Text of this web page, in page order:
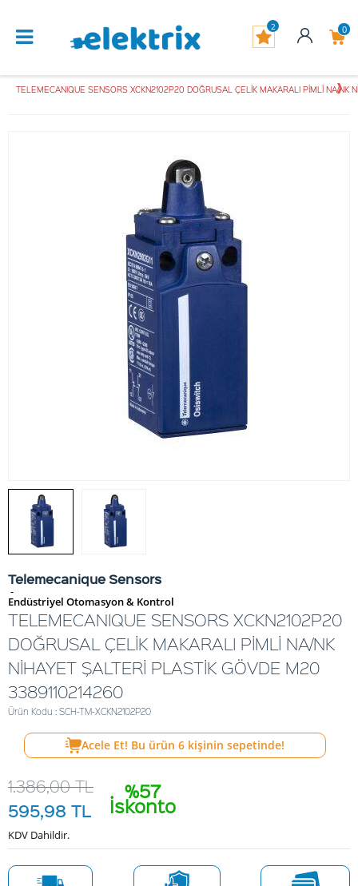
0
2
TELEMECANIQUE SENSORS XCKN2102P20 DOĞRUSAL ÇELİK MAKARALI PİMLİ NA/NK
Telemecanique Sensors
-
Endüstriyel Otomasyon & Kontrol
TELEMECANIQUE SENSORS XCKN2102P20
DOĞRUSAL ÇELİK MAKARALI PİMLİ NA/NK
NİHAYET ŞALTERİ PLASTİK GÖVDE M20
3389110214260
Ürün Kodu : SCH-TM-XCKN2102P20
Acele Et! Bu ürün 6 kişinin sepetinde!
%57
İskonto
1.386,00TL
595,98 TL
KDV Dahildir.